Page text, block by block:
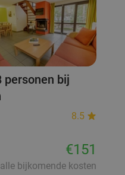
personen bij
8.5
€151
bijkomende kosten